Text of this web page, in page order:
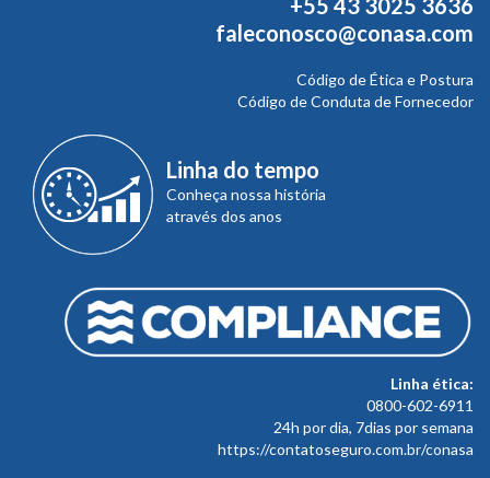
+55 43 3025 3636
faleconosco@conasa.com
Código de Ética e Postura
Código de Conduta de Fornecedor
Linha do tempo
Conheça nossa história
através dos anos
Linha ética:
0800-602-6911
24h por dia, 7dias por semana
https://contatoseguro.com.br/conasa